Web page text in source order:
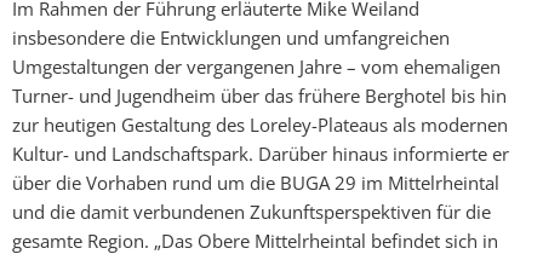
Im Rahmen der Führung erläuterte Mike Weiland
insbesondere die Entwicklungen und umfangreichen
Umgestaltungen der vergangenen Jahre – vom ehemaligen
Turner- und Jugendheim über das frühere Berghotel bis hin
zur heutigen Gestaltung des Loreley-Plateaus als modernen
Kultur- und Landschaftspark. Darüber hinaus informierte er
über die Vorhaben rund um die BUGA 29 im Mittelrheintal
und die damit verbundenen Zukunftsperspektiven für die
gesamte Region. „Das Obere Mittelrheintal befindet sich in